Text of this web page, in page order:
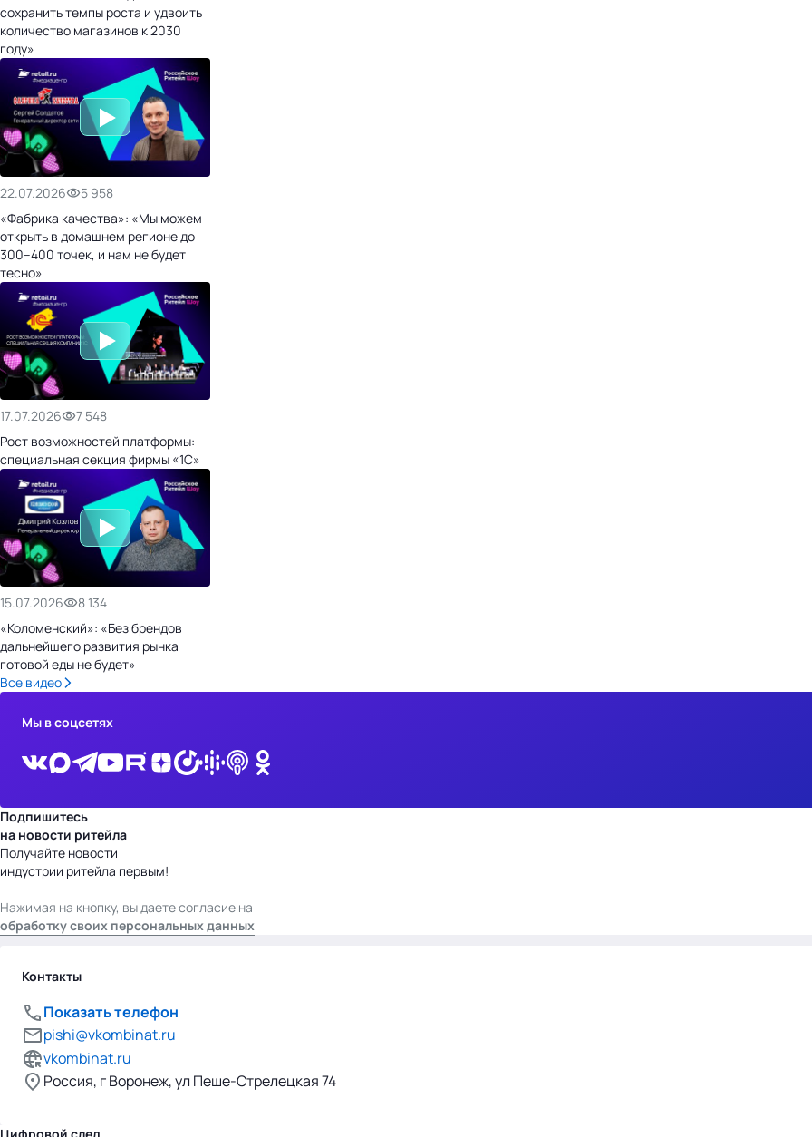
сохранить темпы роста и удвоить
количество магазинов к 2030
году»
22.07.2026
5 958
«Фабрика качества»: «Мы можем
открыть в домашнем регионе до
300–400 точек, и нам не будет
тесно»
17.07.2026
7 548
Рост возможностей платформы:
специальная секция фирмы «1С»
15.07.2026
8 134
«Коломенский»: «Без брендов
дальнейшего развития рынка
готовой еды не будет»
Все видео
Мы в соцсетях
Подпишитесь
на новости ритейла
Получайте новости
индустрии ритейла первым!
Нажимая на кнопку, вы даете согласие на
обработку своих персональных данных
Контакты
Показать телефон
pishi@vkombinat.ru
vkombinat.ru
Россия, г Воронеж, ул Пеше-Стрелецкая 74